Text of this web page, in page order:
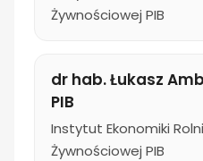
Żywnościowej PIB
dr hab. Łukasz
PIB
Instytut Ekonomiki
Żywnościowej PIB